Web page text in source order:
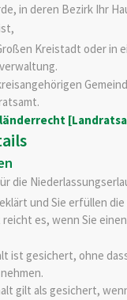
in deren Bezirk Ihr
Kreistadt oder in
die
und Sie erfüllen die
es, wenn Sie
ist gesichert, ohne
gilt als gesichert,